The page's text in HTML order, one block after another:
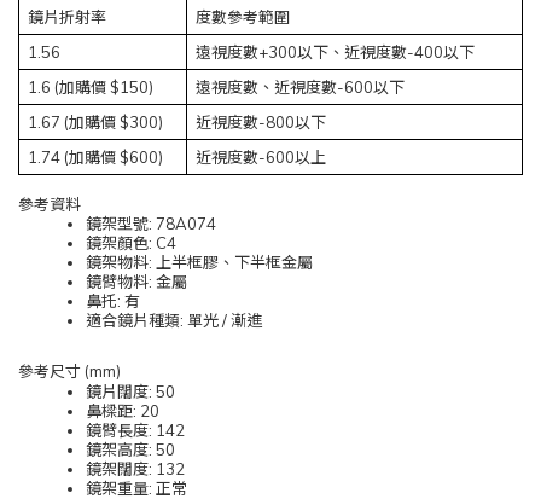
鏡片折射率
度數參考範圍
1.56
遠視度數+300以下、近視度數-400以下
1.6 (加購價 $150)
遠視度數、近視度數-600以下
1.67 (加購價 $300)
近視度數-800以下
1.74 (加購價 $600)
近視度數-600以上
參考資料
鏡架型號: 78A074
鏡架顏色: C4
鏡架物料: 上半框膠、下半框金屬
鏡臂物料: 金屬
鼻托: 有
適合鏡片種類: 單光 / 漸進
參考尺寸 (mm)
鏡片闊度: 50
鼻樑距: 20
鏡臂長度: 142
鏡架高度: 50
鏡架闊度: 132
鏡架重量: 正常